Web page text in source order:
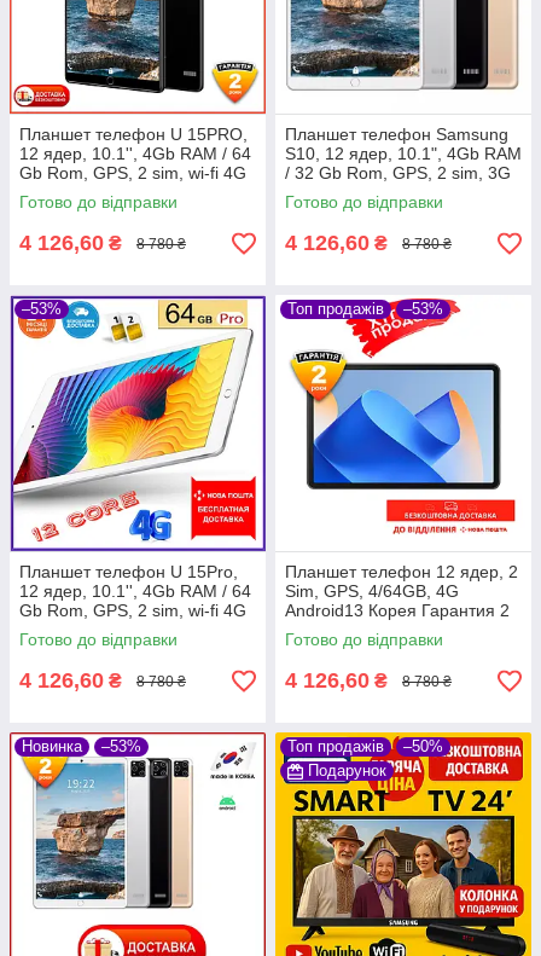
Планшет телефон U 15PRO,
12 ядер, 10.1'', 4Gb RAM / 64
Gb Rom, GPS, 2 sim, wi-fi 4G
Планшетный компьютер
Готово до відправки
4 126,60 ₴ 8 780 ₴
Планшет телефон Samsung
S10, 12 ядер, 10.1", 4Gb RAM
/ 32 Gb Rom, GPS, 2 sim, 3G
Готово до відправки
4 126,60 ₴ 8 780 ₴
–53%
Планшет телефон U 15Pro,
12 ядер, 10.1'', 4Gb RAM / 64
Gb Rom, GPS, 2 sim, wi-fi 4G
Готово до відправки
4 126,60 ₴ 8 780 ₴
Топ продажів –53%
Планшет телефон 12 ядер, 2
Sim, GPS, 4/64GB, 4G
Android13 Корея Гарантия 2
года
Готово до відправки
4 126,60 ₴ 8 780 ₴
Новинка –53% Топ продажів
–50%
Подарунок